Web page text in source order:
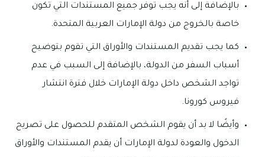
بالإضافة إلى أنه يجب توفر جميع المستندات التي تكون
خاصة بالخروج من دولة الإمارات العربية المتحدة.
كما يجب تقديم المستندات والأوراق التي تقوم بتوضيح
أسباب السفر من الدولة، بالإضافة إلى السبب في عدم
تواجد الشخص داخل دولة الإمارات خلال فترة انتشار
فيروس كورونا.
وأيضًا لا بد أن يقوم الشخص المتقدم للحصول على تصريح
الدخول والعودة لدولة الإمارات أن يقدم المستندات والأوراق